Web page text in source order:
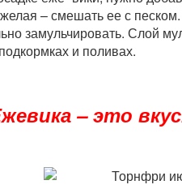
– смешать ее с
замульчировать. Слой
и поливах.
– это